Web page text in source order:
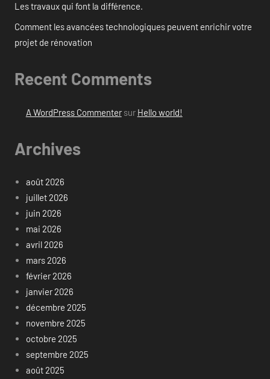
Les travaux qui font la différence.
Comment les avancées technologiques peuvent enrichir votre
projet de rénovation
Recent Comments
A WordPress Commentersur Hello world!
Archives
août 2026
juillet 2026
juin 2026
mai 2026
avril 2026
mars 2026
février 2026
janvier 2026
décembre 2025
novembre 2025
octobre 2025
septembre 2025
août 2025